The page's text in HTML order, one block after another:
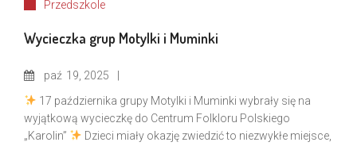
Przedszkole
Wycieczka grup Motylki i Muminki
paź 19, 2025
17 października grupy Motylki i Muminki wybrały się na
wyjątkową wycieczkę do Centrum Folkloru Polskiego
„Karolin”
Dzieci miały okazję zwiedzić to niezwykłe miejsce,